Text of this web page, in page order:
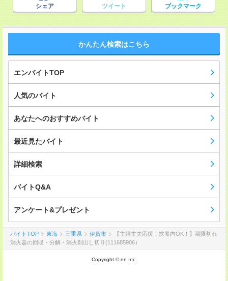
シェア ツイート ブックマーク
かんたん検索はこちら
エンバイトTOP
人気のバイト
あなたへのおすすめバイト
最近見たバイト
詳細検索
バイトQ&A
アンケート&プレゼント
バイトTOP 東海 三重県 伊賀市
【主婦主夫応援！扶養内OK！】期限切れ
消火器の回収・分解・消火剤出し切り(111685906）
Copyright © en Inc.